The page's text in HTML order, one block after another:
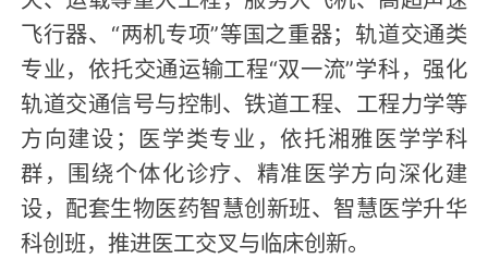
飞行器、“两机专项”等国之重器；轨道交通类
专业，依托交通运输工程“双一流”学科，强化
轨道交通信号与控制、铁道工程、工程力学等
方向建设；医学类专业，依托湘雅医学学科
群，围绕个体化诊疗、精准医学方向深化建
设，配套生物医药智慧创新班、智慧医学升华
科创班，推进医工交叉与临床创新。